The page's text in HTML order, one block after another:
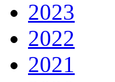
2023
2022
2021